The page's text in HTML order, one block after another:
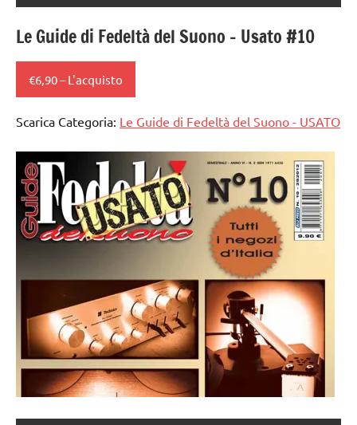
Le Guide di Fedeltà del Suono – Usato #10
€6,90 – L'acquisto
Scarica Categoria: Le Guide di Fedeltà del Suono - USATO